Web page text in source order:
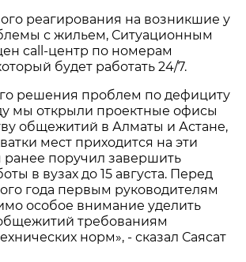
реагирования на возникшие у
с жильем, Ситуационным
call-центр по номерам
будет работать 24/7.
решения проблем по дефициту
мы открыли проектные офисы
общежитий в Алматы и Астане,
мест приходится на эти
ранее поручил завершить
в вузах до 15 августа. Перед
года первым руководителям
особое внимание уделить
требованиям
норм», - сказал Саясат